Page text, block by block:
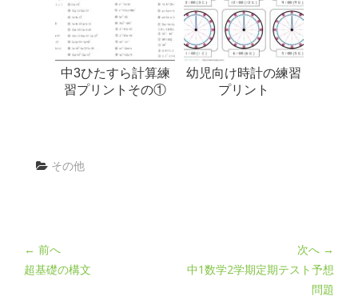
中3ひたすら計算練
習プリントその①
幼児向け時計の練習
プリント
その他
← 前へ
超基礎の構文
次へ →
中1数学2学期定期テスト予想
問題